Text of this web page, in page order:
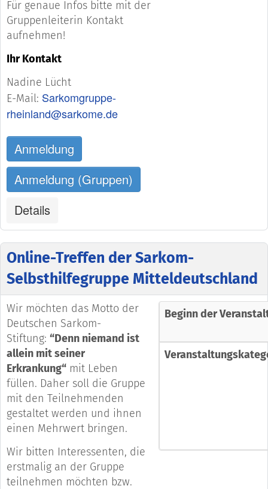
Für genaue Infos bitte mit der
Gruppenleiterin Kontakt
aufnehmen!
Ihr Kontakt
Nadine Lücht
E-Mail: Sarkomgruppe-
rheinland@sarkome.de
Anmeldung
Anmeldung (Gruppen)
Details
Online-Treffen der Sarkom-
Selbsthilfegruppe Mitteldeutschland
Wir möchten das Motto der
Deutschen Sarkom-
Stiftung: “Denn niemand ist
allein mit seiner
Erkrankung“ mit Leben
füllen. Daher soll die Gruppe
mit den Teilnehmenden
gestaltet werden und ihnen
einen Mehrwert bringen.
Wir bitten Interessenten, die
erstmalig an der Gruppe
teilnehmen möchten bzw.
Beginn der